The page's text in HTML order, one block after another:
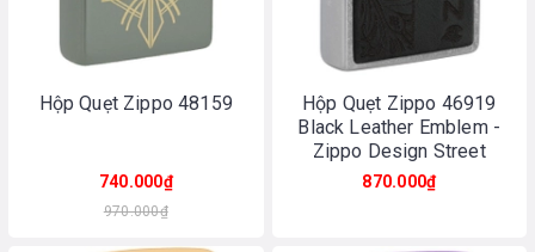
Hộp Quẹt Zippo 48159
740.000₫
970.000₫
Hộp Quẹt Zippo 46919
Black Leather Emblem -
Zippo Design Street
Chrome
870.000₫